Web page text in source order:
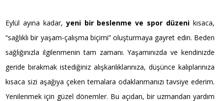
Eylül ayına kadar,yeni bir beslenme ve spor düzenikısaca,
“sağlıklı bir yaşam-çalışma biçimi” oluşturmaya gayret edin. Beden
sağlığınızla ilgilenmenin tam zamanı. Yaşamınızda ve kendinizde
geride bırakmak istediğiniz alışkanlıklarınıza, düşünce kalıplarınıza
kısaca sizi aşağıya çeken temalara odaklanmanızı tavsiye ederim.
Yenilenmek için güzel dönemler. Bu açıdan, bir uzmandan yardım